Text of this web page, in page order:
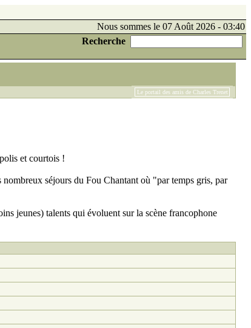
Nous sommes le 07 Août 2026 - 03:40
Recherche
Le portail des amis de Charles Trenet
et courtois !
séjours du Fou Chantant où "par temps gris, par
jeunes) talents qui évoluent sur la scène francophone